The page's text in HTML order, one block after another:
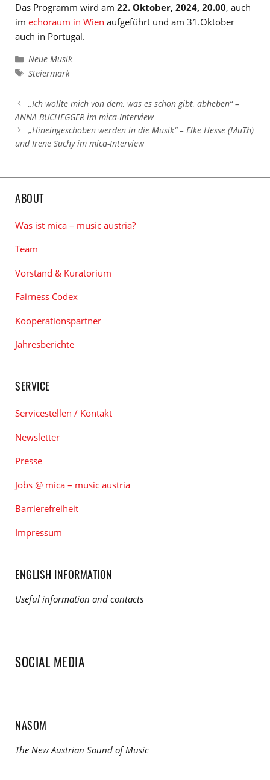
Das Programm wird am 22. Oktober, 2024, 20.00, auch
im echoraum in Wien aufgeführt und am 31.Oktober
auch in Portugal.
Kategorien
Neue Musik
Schlagwörter
Steiermark
„Ich wollte mich von dem, was es schon gibt, abheben“ –
ANNA BUCHEGGER im mica-Interview
„Hineingeschoben werden in die Musik“ – Elke Hesse (MuTh)
und Irene Suchy im mica-Interview
ABOUT
Was ist mica – music austria?
Team
Vorstand & Kuratorium
Fairness Codex
Kooperationspartner
Jahresberichte
SERVICE
Servicestellen / Kontakt
Newsletter
Presse
Jobs @ mica – music austria
Barrierefreiheit
Impressum
ENGLISH INFORMATION
Useful information and contacts
SOCIAL MEDIA
NASOM
The New Austrian Sound of Music